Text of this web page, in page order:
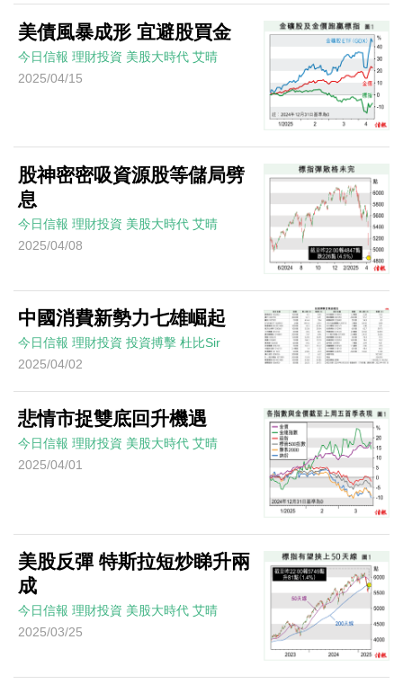
美債風暴成形 宜避股買金
今日信報 理財投資 美股大時代 艾晴
2025/04/15
股神密密吸資源股等儲局劈
息
今日信報 理財投資 美股大時代 艾晴
2025/04/08
中國消費新勢力七雄崛起
今日信報 理財投資 投資搏擊 杜比Sir
2025/04/02
悲情市捉雙底回升機遇
今日信報 理財投資 美股大時代 艾晴
2025/04/01
美股反彈 特斯拉短炒睇升兩
成
今日信報 理財投資 美股大時代 艾晴
2025/03/25